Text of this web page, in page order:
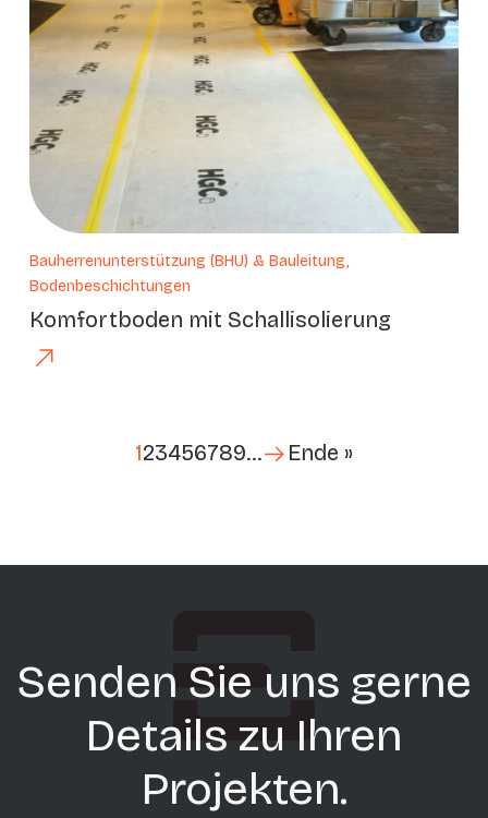
Bauherrenunterstützung (BHU) & Bauleitung,
Bodenbeschichtungen
Komfortboden mit Schallisolierung
Seitennummerierung
123456789… Ende »Letzte Seite
Senden Sie uns gerne
Details zu Ihren
Projekten.